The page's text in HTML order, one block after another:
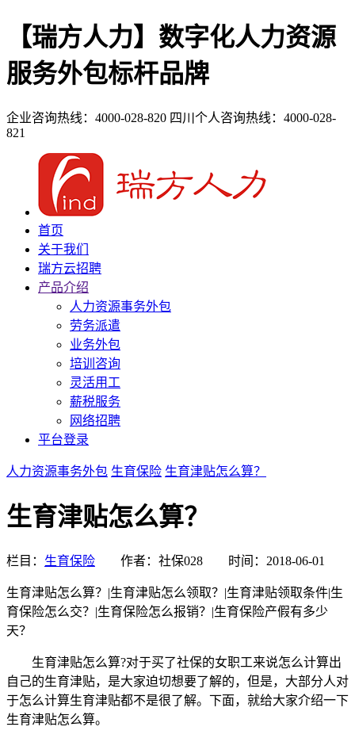
【瑞方人力】数字化人力资源
服务外包标杆品牌
企业咨询热线：4000-028-820 四川个人咨询热线：4000-028-
821
首页
关于我们
瑞方云招聘
产品介绍
人力资源事务外包
劳务派遣
业务外包
培训咨询
灵活用工
薪税服务
网络招聘
平台登录
人力资源事务外包 生育保险 生育津贴怎么算？
生育津贴怎么算？
栏目： 生育保险 作者：社保028 时间：2018-06-01
生育津贴怎么算？|生育津贴怎么领取？|生育津贴领取条件|生
育保险怎么交？|生育保险怎么报销？|生育保险产假有多少
天？
生育津贴怎么算?对于买了社保的女职工来说怎么计算出
自己的生育津贴，是大家迫切想要了解的，但是，大部分人对
于怎么计算生育津贴都不是很了解。下面，就给大家介绍一下
生育津贴怎么算。